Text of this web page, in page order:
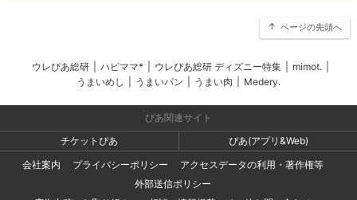
ページの先頭へ
ウレぴあ総研 ハピママ* ウレぴあ総研 ディズニー特集 mimot.
うまいめし
うまいパン うまい肉 Medery.
ぴあ関連サイト
チケットぴあ
ぴあ(アプリ&Web)
会社案内
プライバシーポリシー
アクセスデータの利用・著作権等
外部送信ポリシー